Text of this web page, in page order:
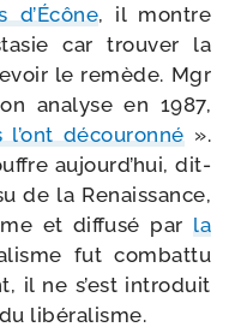
d’Écône, il montre
car trou­ver la
le remède. Mgr
ana­lyse en 1987,
l’ont décou­ron­né».
aujourd’hui, dit-​
de la Renaissance,
et dif­fu­sé par la
fut com­bat­tu
il ne s’est intro­duit
libéralisme.